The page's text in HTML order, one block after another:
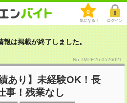
0
気になる！ ログイン
報は掲載が終了しました。
No.TMPE26-0526021
あり】未経験OK！長
事！残業なし